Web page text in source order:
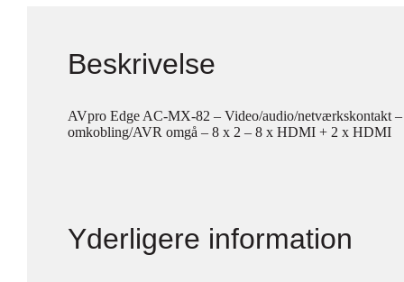
Beskrivelse
AVpro Edge AC-MX-82 – Video/audio/netværkskontakt
omkobling/AVR omgå – 8 x 2 – 8 x HDMI + 2 x HDMI
Yderligere information